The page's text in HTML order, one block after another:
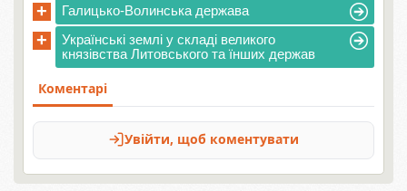
+ Галицько-Волинська держава
+
Українські землі у складі великого
князівства Литовського та їнших держав